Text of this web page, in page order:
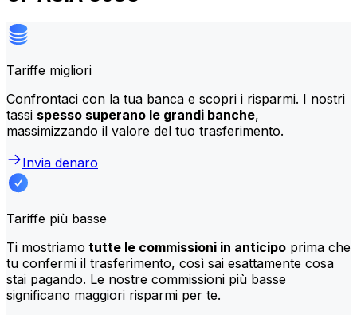
Tariffe migliori
Confrontaci con la tua banca e scopri i risparmi. I nostri
tassi spesso superano le grandi banche,
massimizzando il valore del tuo trasferimento.
Invia denaro
Tariffe più basse
Ti mostriamo tutte le commissioni in anticipo prima che
tu confermi il trasferimento, così sai esattamente cosa
stai pagando. Le nostre commissioni più basse
significano maggiori risparmi per te.